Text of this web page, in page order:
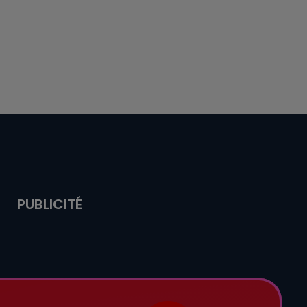
PUBLICITÉ